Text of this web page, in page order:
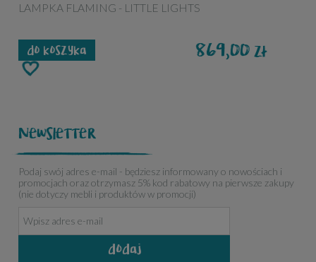
LAMPKA FLAMING - LITTLE LIGHTS
869,00zł
do koszyka
Newsletter
Podaj swój adres e-mail - będziesz informowany o nowościach i
promocjach oraz otrzymasz 5% kod rabatowy na pierwsze zakupy
(nie dotyczy mebli i produktów w promocji)
dodaj